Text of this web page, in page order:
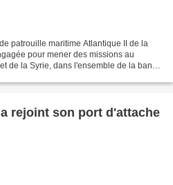
patrouille maritime Atlantique II de la
pour mener des missions au
de la Syrie, dans l'ensemble de la bande
rejoint son port d'attache